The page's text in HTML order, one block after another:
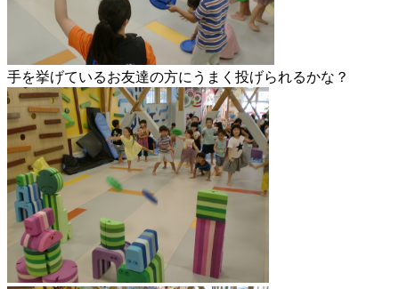
手を挙げているお友達の方にうまく投げられるかな？